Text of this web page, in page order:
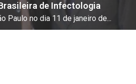
de Infectologia
Paulo no dia 11 de janeiro de...